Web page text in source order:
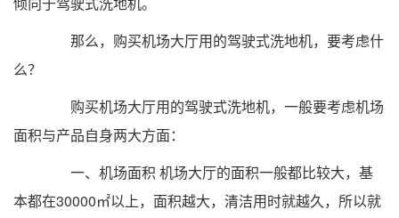
那么，购买机场大厅用的驾驶式洗地机，要考虑什
么？
购买机场大厅用的驾驶式洗地机，一般要考虑机场
面积与产品自身两大方面：
一、机场面积 机场大厅的面积一般都比较大，基
本都在30000㎡以上，面积越大，清洁用时就越久，所以就